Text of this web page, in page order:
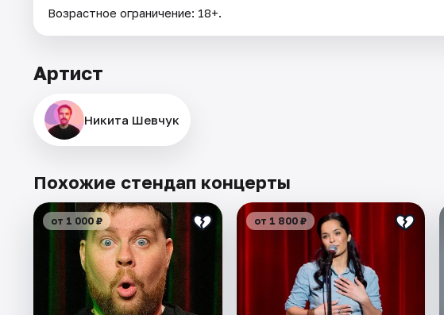
Возрастное ограничение: 18+.
Артист
Никита Шевчук
Похожие стендап концерты
от 1 000 ₽ от 1 800 ₽